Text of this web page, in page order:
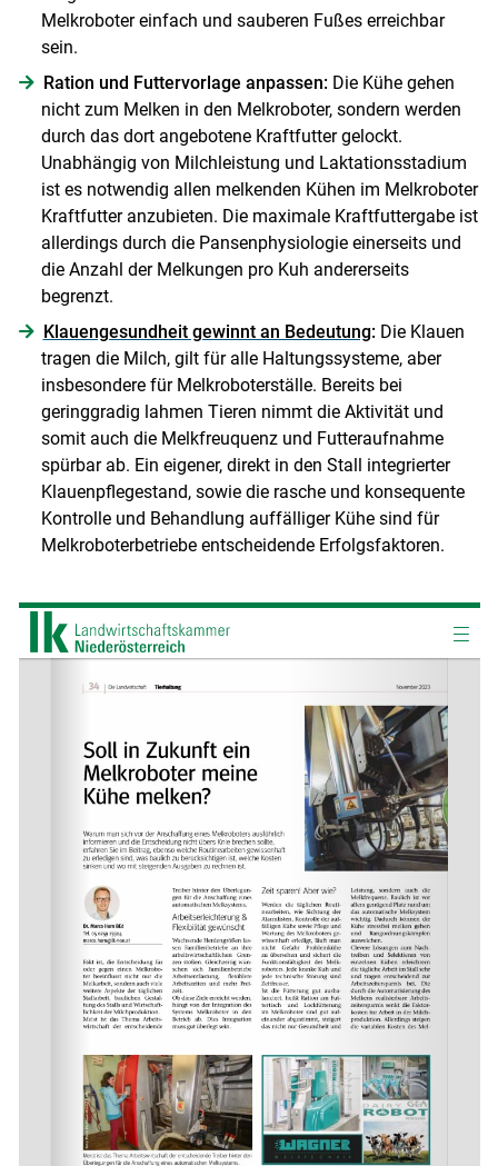
Melkroboter einfach und sauberen Fußes erreichbar
sein.
Ration und Futtervorlage anpassen:Die Kühe gehen
nicht zum Melken in den Melkroboter, sondern werden
durch das dort angebotene Kraftfutter gelockt.
Unabhängig von Milchleistung und Laktationsstadium
ist es notwendig allen melkenden Kühen im Melkroboter
Kraftfutter anzubieten. Die maximale Kraftfuttergabe ist
allerdings durch die Pansenphysiologie einerseits und
die Anzahl der Melkungen pro Kuh andererseits
begrenzt.
Klauengesundheit gewinnt an Bedeutung:Die Klauen
tragen die Milch, gilt für alle Haltungssysteme, aber
insbesondere für Melkroboterställe. Bereits bei
geringgradig lahmen Tieren nimmt die Aktivität und
somit auch die Melkfreuquenz und Futteraufnahme
spürbar ab. Ein eigener, direkt in den Stall integrierter
Klauenpflegestand, sowie die rasche und konsequente
Kontrolle und Behandlung auffälliger Kühe sind für
Melkroboterbetriebe entscheidende Erfolgsfaktoren.